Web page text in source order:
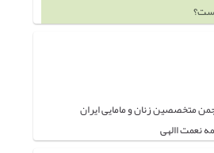
متخصصین زنان و مامایی ایران
نعمت االهی